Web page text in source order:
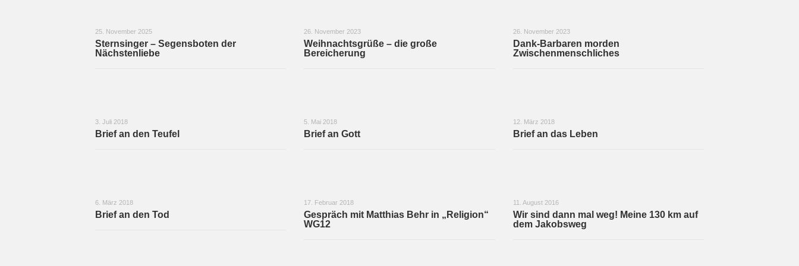
25. November 2025
Sternsinger – Segensboten der
Nächstenliebe
26. November 2023
Weihnachtsgrüße – die große
Bereicherung
26. November 2023
Dank-Barbaren morden
Zwischenmenschliches
3. Juli 2018
Brief an den Teufel
5. Mai 2018
Brief an Gott
12. März 2018
Brief an das Leben
6. März 2018
Brief an den Tod
17. Februar 2018
Gespräch mit Matthias Behr in „Religion“
WG12
11. August 2016
Wir sind dann mal weg! Meine 130 km auf
dem Jakobsweg